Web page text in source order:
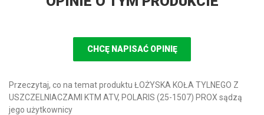
CHCĘ NAPISAĆ OPINIĘ
Przeczytaj, co na temat produktu ŁOŻYSKA KOŁA TYLNEGO Z
USZCZELNIACZAMI KTM ATV, POLARIS (25-1507) PROX sądzą
jego użytkownicy